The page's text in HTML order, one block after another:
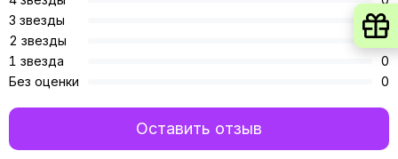
3 звезды
0
2 звезды
0
1 звезда
0
Без оценки
0
Оставить отзыв